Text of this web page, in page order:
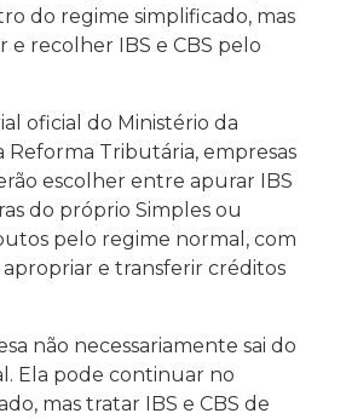
do regime simplificado, mas
e recolher IBS e CBS pelo
oficial do Ministério da
Reforma Tributária, empresas
escolher entre apurar IBS
do próprio Simples ou
pelo regime normal, com
apropriar e transferir créditos
não necessariamente sai do
Ela pode continuar no
mas tratar IBS e CBS de